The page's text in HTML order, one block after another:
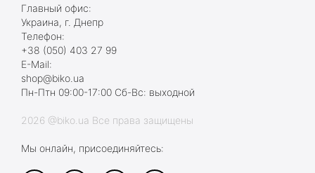
Главный офис:
Украина, г. Днепр
Телефон:
+38 (050) 403 27 99
E-Mail:
shop@biko.ua
Пн-Птн 09:00-17:00 Сб-Вс: выходной
2026 @biko.ua Все права защищены
Мы онлайн, присоединяйтесь: